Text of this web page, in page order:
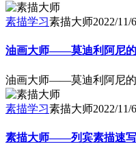
素描学习素描大师2022/11/6
油画大师——莫迪利阿尼
油画大师——莫迪利阿尼
素描学习素描大师2022/11/6
素描大师——列宾素描速写